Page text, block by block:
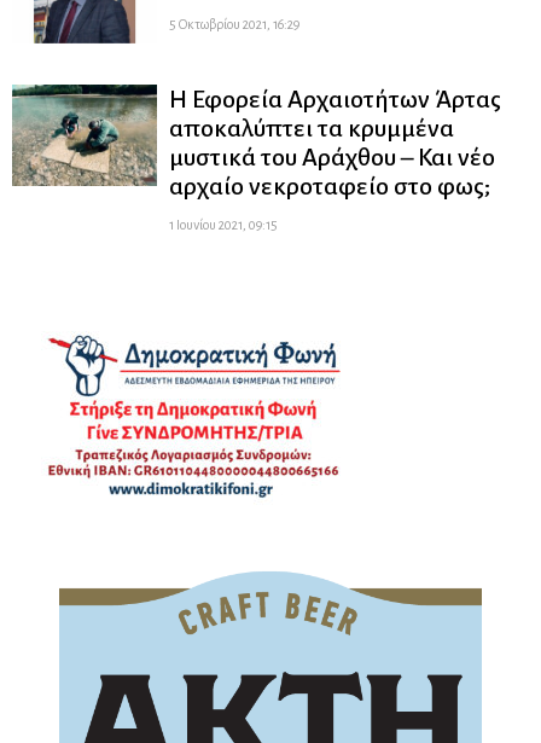
5 Οκτωβρίου 2021, 16:29
Η Εφορεία Αρχαιοτήτων Άρτας
αποκαλύπτει τα κρυμμένα
μυστικά του Αράχθου – Και νέο
αρχαίο νεκροταφείο στο φως;
1 Ιουνίου 2021, 09:15